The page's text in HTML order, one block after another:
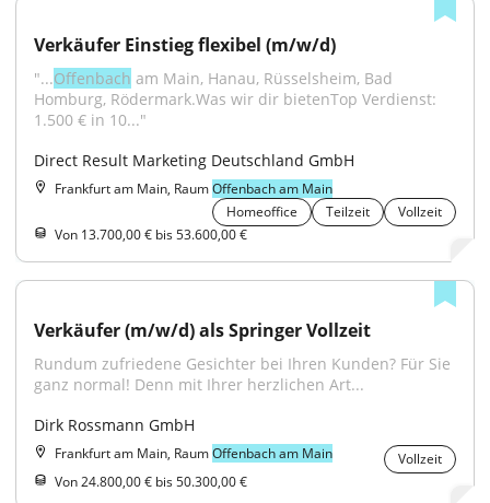
Verkäufer Einstieg flexibel (m/w/d)
"...Offenbach am Main, Hanau, Rüsselsheim, Bad
Homburg, Rödermark.Was wir dir bietenTop Verdienst:
1.500 € in 10..."
Direct Result Marketing Deutschland GmbH
Frankfurt am Main, RaumOffenbach am Main
Homeoffice
Teilzeit
Vollzeit
Von 13.700,00 € bis 53.600,00 €
Verkäufer (m/w/d) als Springer Vollzeit
Rundum zufriedene Gesichter bei Ihren Kunden? Für Sie
ganz normal! Denn mit Ihrer herzlichen Art...
Dirk Rossmann GmbH
Frankfurt am Main, RaumOffenbach am Main
Vollzeit
Von 24.800,00 € bis 50.300,00 €